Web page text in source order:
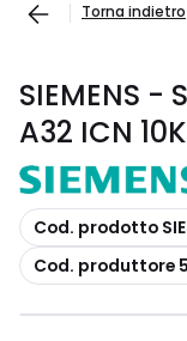
Torna indietro
SIEMENS -
A32 ICN
copia
Cod. prodotto
copia
Cod. produttore